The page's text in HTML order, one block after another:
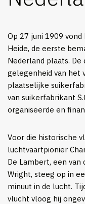
Op 27 juni 1909
Heide, de eerste
Nederland plaats.
gelegenheid van het
plaatselijke
van suikerfabrikant
organiseerde en
Voor die historische
luchtvaartpionier
De Lambert, een
Wright, steeg op in
minuut in de lucht.
vlucht vloog hij